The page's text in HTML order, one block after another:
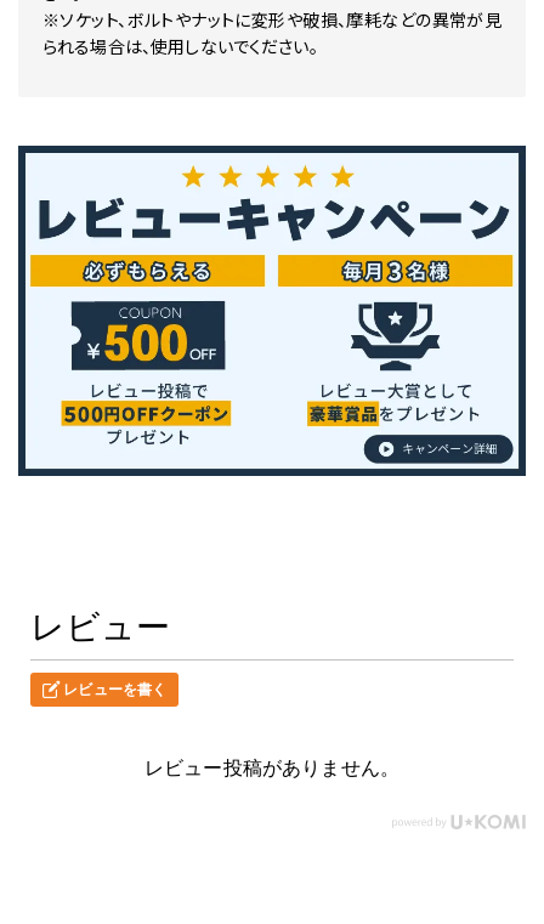
※ソケット、ボルトやナットに変形や破損、摩耗などの異常が見
られる場合は、使用しないでください。
レビュー
レビューを書く
レビュー投稿がありません。